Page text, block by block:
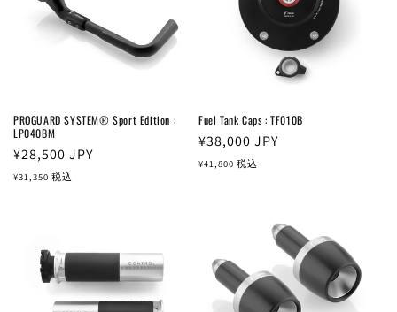
PROGUARD SYSTEM® Sport Edition :
LP040BM
通
常
¥28,500 JPY
¥31,350 税込
Fuel Tank Caps : TF010B
通
常
¥38,000 JPY
¥41,800 税込